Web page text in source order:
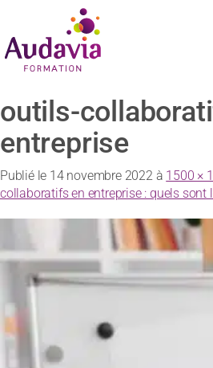
outils-
entreprise
Publié le 14 novembre 2022à 1500 ×
collaboratifs en entreprise : quels sont